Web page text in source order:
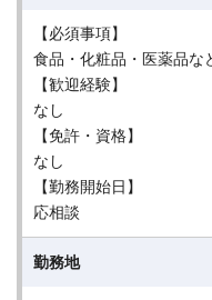
【必須事項】
食品・化粧品・医薬品な
【歓迎経験】
なし
【免許・資格】
なし
【勤務開始日】
応相談
勤務地